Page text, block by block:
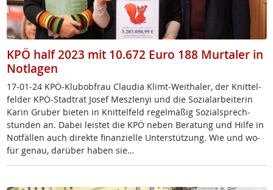
KPÖ half 2023 mit 10.672 Euro 188 Murtaler in
Notlagen
17-01-24 KPÖ-Klu­b­ob­frau Clau­dia Klimt-Weitha­ler, der Knit­tel­
fel­der KPÖ-Stadt­rat Jo­sef Mesz­le­nyi und die So­zial­ar­bei­te­rin
Ka­rin Gru­ber bie­ten in Knit­tel­feld re­gel­mä­ß­ig So­zial­sprech­
stun­den an. Da­bei leis­tet die KPÖ ne­ben Be­ra­tung und Hil­fe in
Not­fäl­len auch di­rek­te fi­nan­zi­el­le Un­ter­stüt­zung. Wie und wo­
für ge­nau, dar­über ha­ben sie…